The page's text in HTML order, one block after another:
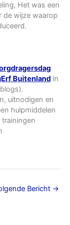
Het was een
de wijze waarop
Buitenland in
uitnodigen en
hulpmiddelen
Bericht →